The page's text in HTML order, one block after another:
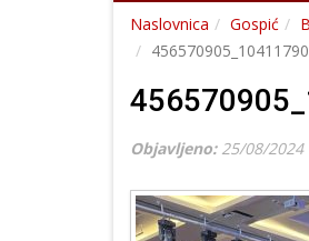
Naslovnica Gospić
Objavljeno: 25/08/2024